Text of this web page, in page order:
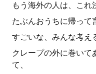
もう海外の人は、これ
たぶんおうちに帰って
すごいな、みんな考え
クレープの外に巻いて
て、